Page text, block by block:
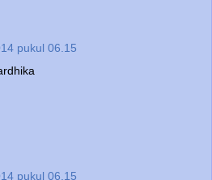
pukul 06.15
pukul 06.15